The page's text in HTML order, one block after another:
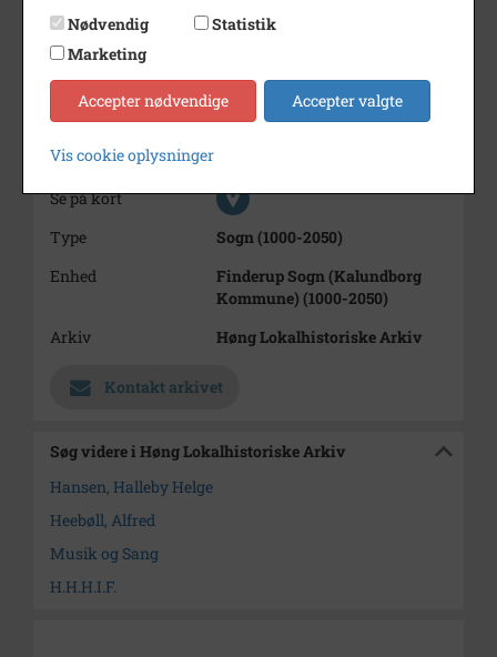
Alfred Heebøll var i en årrække
Årstal
1978
Dateringsnote
1978
Fotograf
Se på kort
Type
Sogn (1000-2050)
Enhed
Finderup Sogn (Kalundborg
Kommune) (1000-2050)
Arkiv
Høng Lokalhistoriske Arkiv
Kontakt arkivet
Søg videre i Høng Lokalhistoriske Arkiv
Hansen, Halleby Helge
Heebøll, Alfred
Musik og Sang
H.H.H.I.F.
Nødvendig
Statistik
Marketing
Accepter nødvendige Accepter valgte
Vis cookie oplysninger